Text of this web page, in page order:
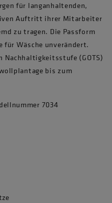
für langanhaltenden,
Auftritt ihrer Mitarbeiter
zu tragen. Die Passform
für Wäsche unverändert.
Nachhaltigkeitsstufe (GOTS)
bis zum
7034